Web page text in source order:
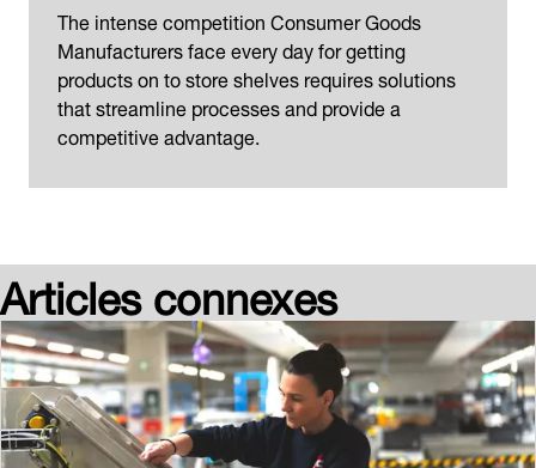
The intense competition Consumer Goods
Manufacturers face every day for getting
products on to store shelves requires solutions
that streamline processes and provide a
competitive advantage.
Articles connexes